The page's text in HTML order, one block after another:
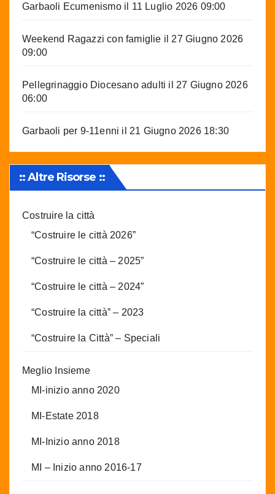
Garbaoli Ecumenismoil 11 Luglio 2026 09:00
Weekend Ragazzi con famiglie il 27 Giugno 2026
09:00
Pellegrinaggio Diocesano adulti il 27 Giugno 2026
06:00
Garbaoli per 9-11enni il 21 Giugno 2026 18:30
:: Altre Risorse ::
Costruire la città
“Costruire le città 2026”
“Costruire le città – 2025”
“Costruire le città – 2024”
“Costruire la città” – 2023
“Costruire la Città” – Speciali
Meglio Insieme
MI-inizio anno 2020
MI-Estate 2018
MI-Inizio anno 2018
MI – Inizio anno 2016-17